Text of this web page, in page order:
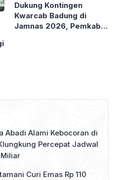
Dukung Kontingen
Kwarcab Badung di
Jamnas 2026, Pemkab
Abadi Alami Kebocoran di
Percepat Jadwal
Curi Emas Rp 110